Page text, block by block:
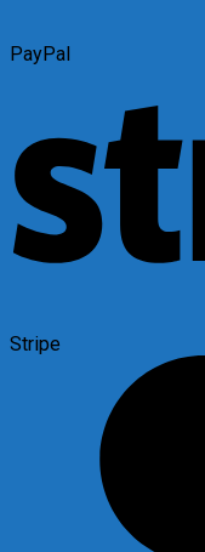
PayPal
Stripe